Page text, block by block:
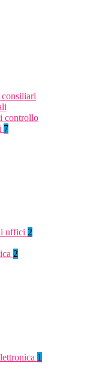
controllo
7
uffici 2
2
1